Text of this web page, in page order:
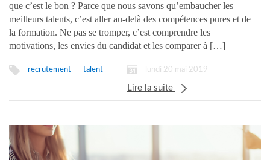
que c’est le bon ? Parce que nous savons qu’embaucher les
meilleurs talents, c’est aller au-delà des compétences pures et de
la formation. Ne pas se tromper, c’est comprendre les
motivations, les envies du candidat et les comparer à […]
recrutement talent lundi 20 mai 2019
Lire la suite